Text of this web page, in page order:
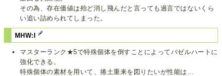
その為、存在価値は殆ど消し飛んだと言っても過言ではないくら
い追い詰められてしまった。
MHW:I
マスターランク★5で特殊個体を倒すことによってバゼルハートに
強化できる。
特殊個体の素材を用いて、捲土重来を図りたいが性能は…